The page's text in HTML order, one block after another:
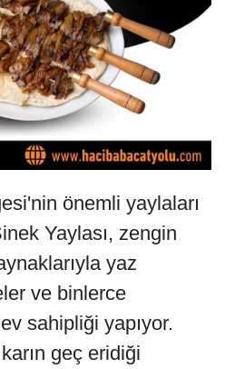
önemli yaylaları
Yaylası, zengin
yaz
ve binlerce
sahipliği yapıyor.
geç eridiği